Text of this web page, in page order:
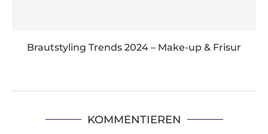
Brautstyling Trends 2024 – Make-up & Frisur
KOMMENTIEREN